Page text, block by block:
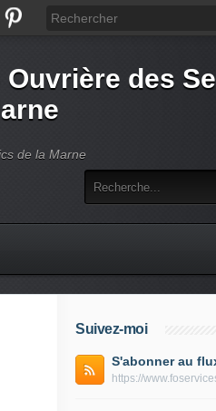
des
de la Marne
Suivez-moi
S'abonner au
https://